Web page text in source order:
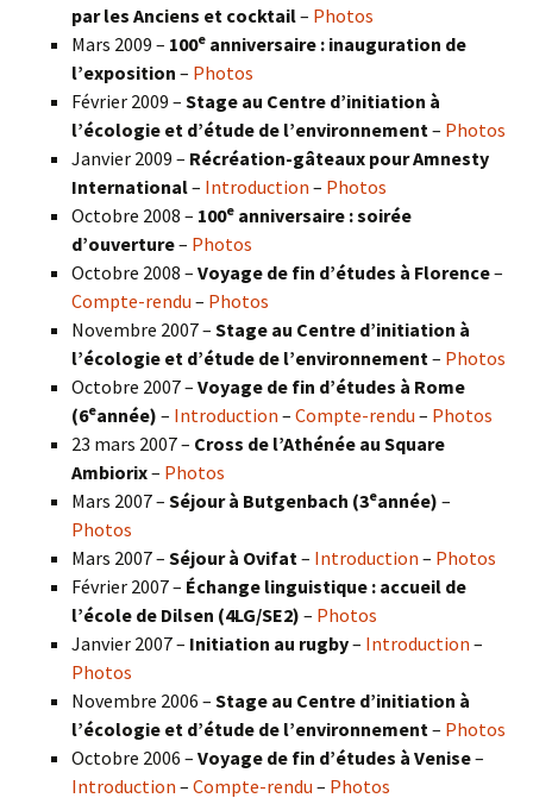
par les Anciens et cocktail– Photos
Mars 2009 – 100e anniversaire : inauguration de
l’exposition – Photos
Février 2009 – Stage au Centre d’initiation à
l’écologie et d’étude de l’environnement – Photos
Janvier 2009 – Récréation-gâteaux pour Amnesty
International– Introduction – Photos
Octobre 2008 – 100e anniversaire : soirée
d’ouverture– Photos
Octobre 2008 – Voyage de fin d’études à Florence–
Compte-rendu – Photos
Novembre 2007 – Stage au Centre d’initiation à
l’écologie et d’étude de l’environnement – Photos
Octobre 2007 – Voyage de fin d’études à Rome
(6eannée) – Introduction – Compte-rendu – Photos
23 mars 2007 – Cross de l’Athénée au Square
Ambiorix– Photos
Mars 2007 – Séjour à Butgenbach (3eannée) –
Photos
Mars 2007 – Séjour à Ovifat – Introduction – Photos
Février 2007 – Échange linguistique : accueil de
l’école de Dilsen (4LG/SE2) – Photos
Janvier 2007 – Initiation au rugby– Introduction –
Photos
Novembre 2006 – Stage au Centre d’initiation à
l’écologie et d’étude de l’environnement – Photos
Octobre 2006 – Voyage de fin d’études à Venise–
Introduction – Compte-rendu – Photos